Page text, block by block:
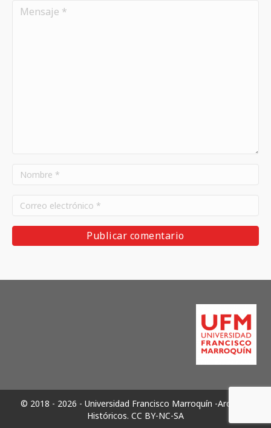
© 2018 - 2026 - Universidad Francisco Marroquín -Archivos
Históricos. CC BY-NC-SA